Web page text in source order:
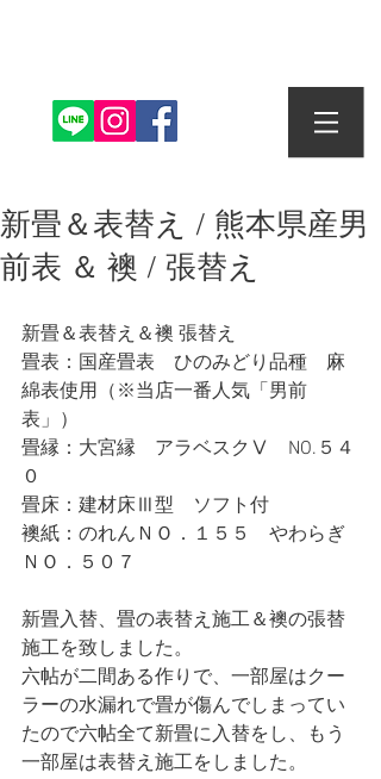
新畳＆表替え / 熊本県産男
前表 ＆ 襖 / 張替え
新畳＆表替え＆襖 張替え
畳表：国産畳表　ひのみどり品種　麻
綿表使用（※当店一番人気「男前
表」）
畳縁：大宮縁　アラベスクⅤ　NO.５４
０
畳床：建材床Ⅲ型　ソフト付
襖紙：のれんＮＯ．１５５　やわらぎ
ＮＯ．５０７
新畳入替、畳の表替え施工＆襖の張替
施工を致しました。
六帖が二間ある作りで、一部屋はクー
ラーの水漏れで畳が傷んでしまってい
たので六帖全て新畳に入替をし、もう
一部屋は表替え施工をしました。